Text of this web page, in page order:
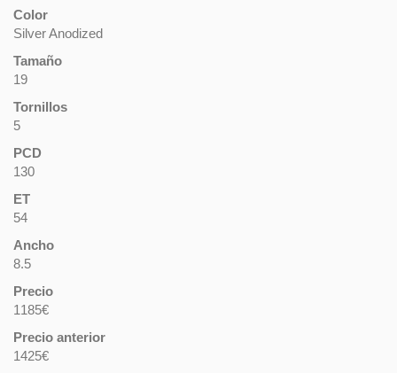
Color
Silver Anodized
Tamaño
19
Tornillos
5
PCD
130
ET
54
Ancho
8.5
Precio
1185€
Precio anterior
1425€